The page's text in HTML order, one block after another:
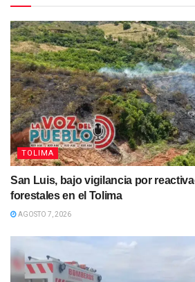
TOLIMA
San Luis, bajo vigilancia por
forestales en el Tolima
AGOSTO 7, 2026